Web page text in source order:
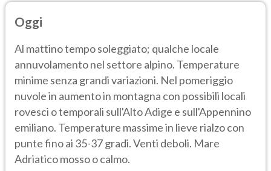
Oggi
Al mattino tempo soleggiato; qualche locale
annuvolamento nel settore alpino. Temperature
minime senza grandi variazioni. Nel pomeriggio
nuvole in aumento in montagna con possibili locali
rovesci o temporali sull'Alto Adige e sull'Appennino
emiliano. Temperature massime in lieve rialzo con
punte fino ai 35-37 gradi. Venti deboli. Mare
Adriatico mosso o calmo.